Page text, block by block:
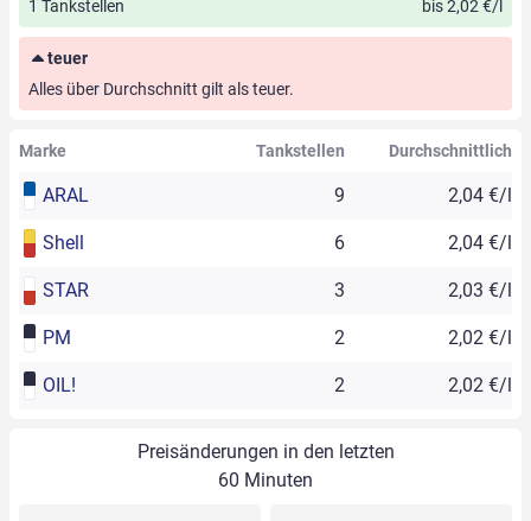
1 Tankstellen
bis 2,02 €/l
teuer
Alles über Durchschnitt gilt als teuer.
Marke Tankstellen Durchschnittlich
ARAL 9 2,04 €/l
Shell 6 2,04 €/l
STAR 3 2,03 €/l
PM 2 2,02 €/l
OIL! 2 2,02 €/l
Preisänderungen in den letzten
60 Minuten